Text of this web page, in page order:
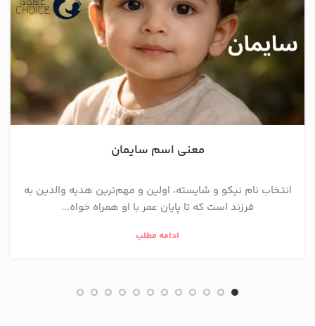
معنی اسم سایمان
انتخاب نام نیکو و شایسته، اولین و مهم‌ترین هدیه والدین به
فرزند است که تا پایان عمر با او همراه خواه...
ادامه مطلب